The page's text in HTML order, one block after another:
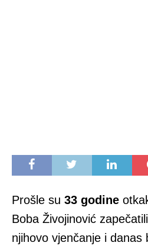
Prošle su 33 godine
Boba Živojinović
njihovo vjenčanje i danas